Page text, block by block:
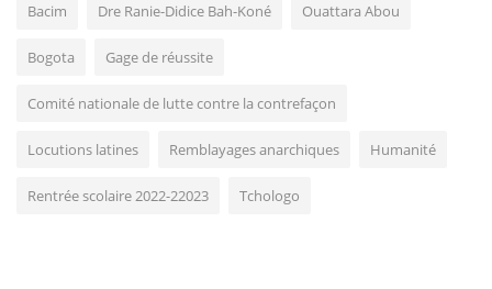
Bacim Dre Ranie-Didice Bah-Koné Ouattara Abou
Bogota Gage de réussite
Comité nationale de lutte contre la contrefaçon
Locutions latines Remblayages anarchiques Humanité
Rentrée scolaire 2022-22023 Tchologo